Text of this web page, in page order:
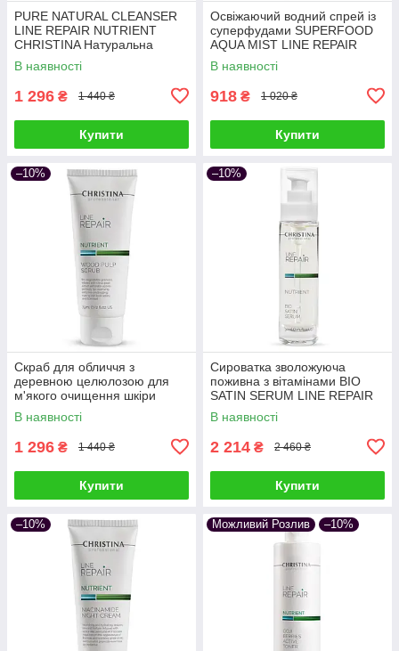
PURE NATURAL CLEANSER
LINE REPAIR NUTRIENT
CHRISTINA Натуральна
очищувальна пінка 250 мл
В наявності
1 296 ₴ 1 440 ₴
Купити
Освіжаючий водний спрей із
суперфудами SUPERFOOD
AQUA MIST LINE REPAIR
NUTRIENT CHRISTINA 100
мл для зволоження обличчя
В наявності
918 ₴ 1 020 ₴
Купити
–10%
Скраб для обличчя з
деревною целюлозою для
м'якого очищення шкіри
WOOD PULP SCRUB LINE
REPAIR NUTRIENT
В наявності
1 296 ₴ 1 440 ₴
Купити
–10%
Сироватка зволожуюча
поживна з вітамінами BIO
SATIN SERUM LINE REPAIR
NUTRIENT CHRISTINA "Біо
Сатин" 30 мл
В наявності
2 214 ₴ 2 460 ₴
Купити
–10% Можливий Розлив –10%